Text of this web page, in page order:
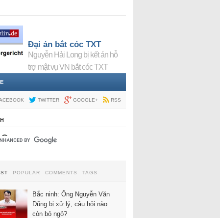
Đại án bắt cóc TXT
Nguyễn Hải Long bị kết án hỗ
trợ mật vụ VN bắt cóc TXT
TWITTER GOOGLE+ RSS
POPULAR COMMENTS TAGS
Bắc ninh: Ông Nguyễn Văn
Dũng bị xử lý, câu hỏi nào
còn bỏ ngỏ?